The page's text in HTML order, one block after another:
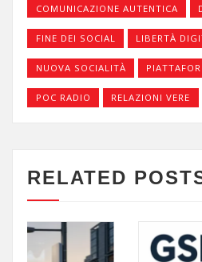
COMUNICAZIONE AUTENTICA
FINE DEI SOCIAL LIBERTÀ
NUOVA SOCIALITÀ
POC RADIO RELAZIONI VERE
RELATED